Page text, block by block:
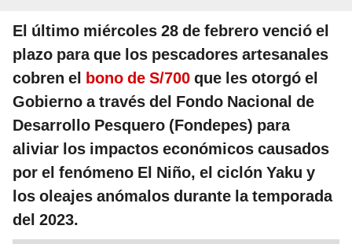
El último miércoles 28 de febrero venció el
plazo para que los pescadores artesanales
cobren el bono de S/700 que les otorgó el
Gobierno a través del Fondo Nacional de
Desarrollo Pesquero (Fondepes) para
aliviar los impactos económicos causados
por el fenómeno El Niño, el ciclón Yaku y
los oleajes anómalos durante la temporada
del 2023.